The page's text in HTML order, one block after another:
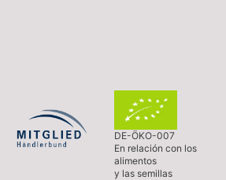
DE-ÖKO-007
En relación con los
alimentos
y las semillas